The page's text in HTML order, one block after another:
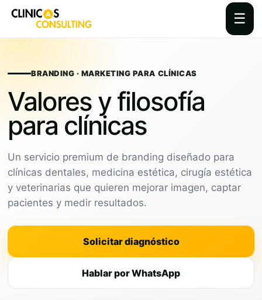
☰
contentBRANDING · MARKETING PARA CLÍNICAS
Valores y filosofía
para clínicas
Un servicio premium de branding diseñado para
clínicas dentales, medicina estética, cirugía estética
y veterinarias que quieren mejorar imagen, captar
pacientes y medir resultados.
Solicitar diagnóstico
Hablar por WhatsApp